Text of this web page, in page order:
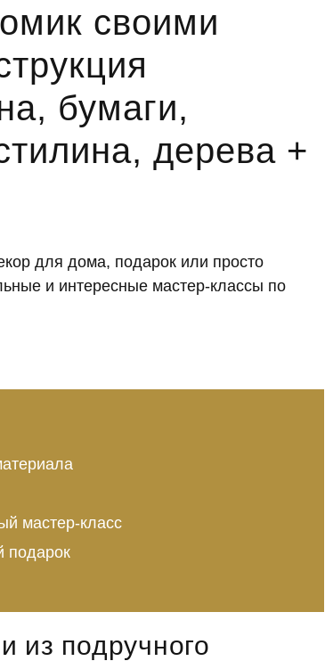
своими
бумаги,
дерева +
для дома, подарок или просто
и интересные мастер-классы по
мастер-класс
подарок
из подручного